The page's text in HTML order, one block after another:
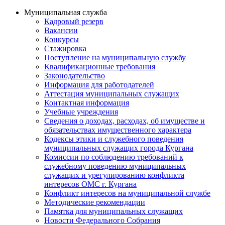
Муниципальная служба
Кадровый резерв
Вакансии
Конкурсы
Стажировка
Поступление на муниципальную службу
Квалификационные требования
Законодательство
Информация для работодателей
Аттестация муниципальных служащих
Контактная информация
Учебные учреждения
Сведения о доходах, расходах, об имуществе и
обязательствах имущественного характера
Кодексы этики и служебного поведения
муниципальных служащих города Кургана
Комиссии по соблюдению требований к
служебному поведению муниципальных
служащих и урегулированию конфликта
интересов ОМС г. Кургана
Конфликт интересов на муниципальной службе
Методические рекомендации
Памятка для муниципальных служащих
Новости Федерального Cобрания